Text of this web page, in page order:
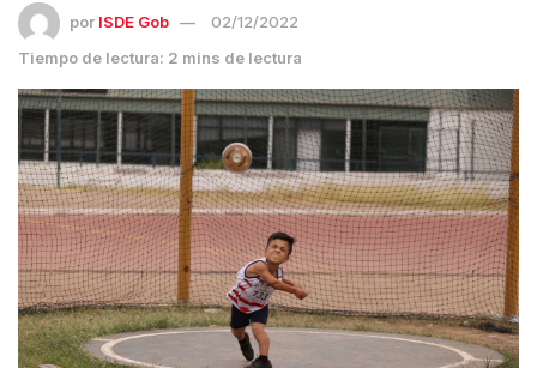
por ISDE Gob
02/12/2022
Tiempo de lectura: 2 mins de lectura